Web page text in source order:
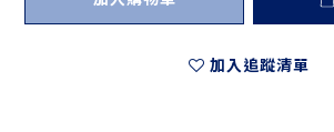
加入追蹤清單